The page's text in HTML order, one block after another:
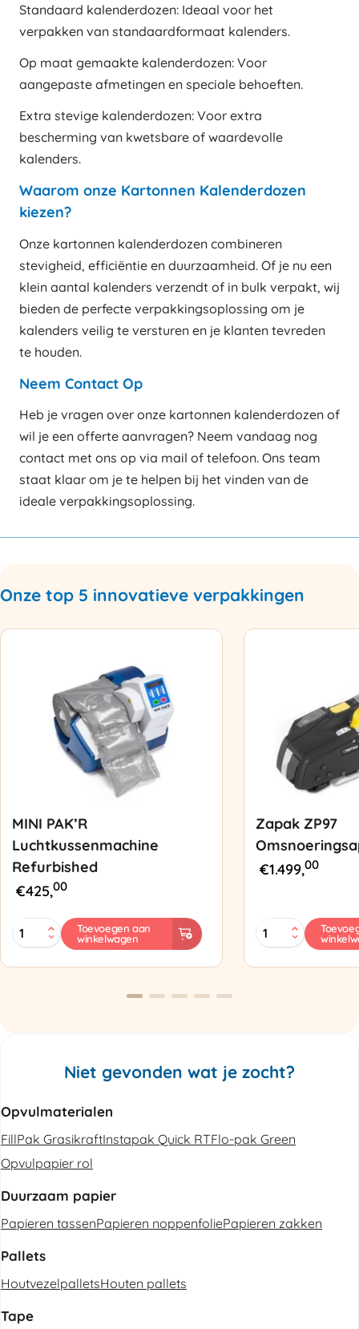
Standaard kalenderdozen: Ideaal voor het
verpakken van standaardformaat kalenders.
Op maat gemaakte kalenderdozen: Voor
aangepaste afmetingen en speciale behoeften.
Extra stevige kalenderdozen: Voor extra
bescherming van kwetsbare of waardevolle
kalenders.
Waarom onze Kartonnen Kalenderdozen
kiezen?
Onze kartonnen kalenderdozen combineren
stevigheid, efficiëntie en duurzaamheid. Of je nu een
klein aantal kalenders verzendt of in bulk verpakt, wij
bieden de perfecte verpakkingsoplossing om je
kalenders veilig te versturen en je klanten tevreden
te houden.
Neem Contact Op
Heb je vragen over onze kartonnen kalenderdozen of
wil je een offerte aanvragen? Neem vandaag nog
contact met ons op via mail of telefoon. Ons team
staat klaar om je te helpen bij het vinden van de
ideale verpakkingsoplossing.
Onze top 5 innovatieve verpakkingen
MINI PAK’R
Luchtkussenmachine
Refurbished
€425,00
MINI
PAK'R
Refurbished
Toevoegen aan
winkelwagen
Zapak ZP97
€1.499,00
Zapak
ZP97
aantal
Niet gevonden wat je zocht?
Opvulmaterialen
FillPak GrasikraftInstapak Quick RTFlo-pak Green
Opvulpapier rol
Duurzaam papier
Papieren tassenPapieren noppenfoliePapieren zakken
Pallets
HoutvezelpalletsHouten pallets
Tape